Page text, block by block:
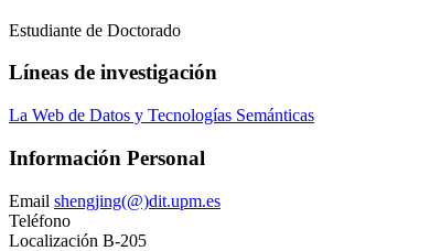
Estudiante de Doctorado
Líneas de investigación
La Web de Datos y Tecnologías Semánticas
Información Personal
Email shengjing(@)dit.upm.es
Teléfono
Localización B-205